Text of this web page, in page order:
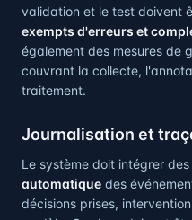
validation et le test doivent
exempts d'erreurs et
également des mesures de
couvrant la collecte,
traitement.
Journalisation et
Le système doit intégrer
automatique des
décisions prises,